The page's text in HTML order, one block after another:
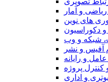
ریاضی و آمار
های نوین
دکوراسیون
شبکه و وب
آفیس و نشر
و رایانه
کنترل پروژه
و اداری